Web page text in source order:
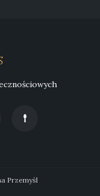
Przemyśl